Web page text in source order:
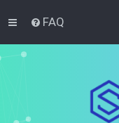
FAQ